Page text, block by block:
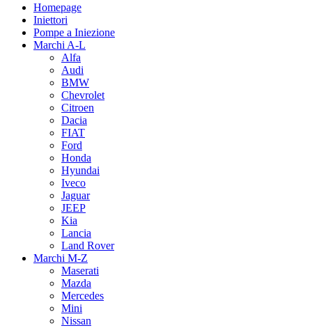
Homepage
Iniettori
Pompe a Iniezione
Marchi A-L
Alfa
Audi
BMW
Chevrolet
Citroen
Dacia
FIAT
Ford
Honda
Hyundai
Iveco
Jaguar
JEEP
Kia
Lancia
Land Rover
Marchi M-Z
Maserati
Mazda
Mercedes
Mini
Nissan